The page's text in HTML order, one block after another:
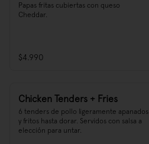
Papas fritas cubiertas con queso
Cheddar.
$4.990
Chicken Tenders + Fries
6 tenders de pollo ligeramente apanados
y fritos hasta dorar. Servidos con salsa a
elección para untar.